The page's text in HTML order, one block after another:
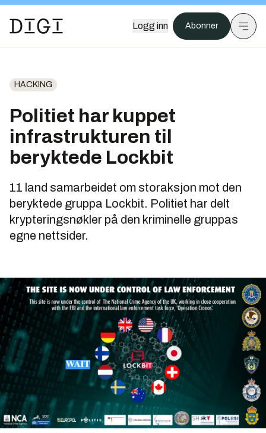
Logg inn Abonner
HACKING
Politiet har kuppet
infrastrukturen til
beryktede Lockbit
11 land samarbeidet om storaksjon mot den
beryktede gruppa Lockbit. Politiet har delt
krypteringsnøkler på den kriminelle gruppas
egne nettsider.